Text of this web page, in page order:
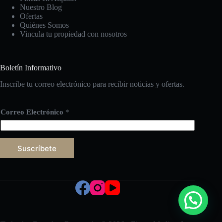
Nuestro Blog
Ofertas
Quiénes Somos
Vincula tu propiedad con nosotros
Boletín Informativo
Inscribe tu correo electrónico para recibir noticias y ofertas.
Correo Electrónico *
Suscríbete